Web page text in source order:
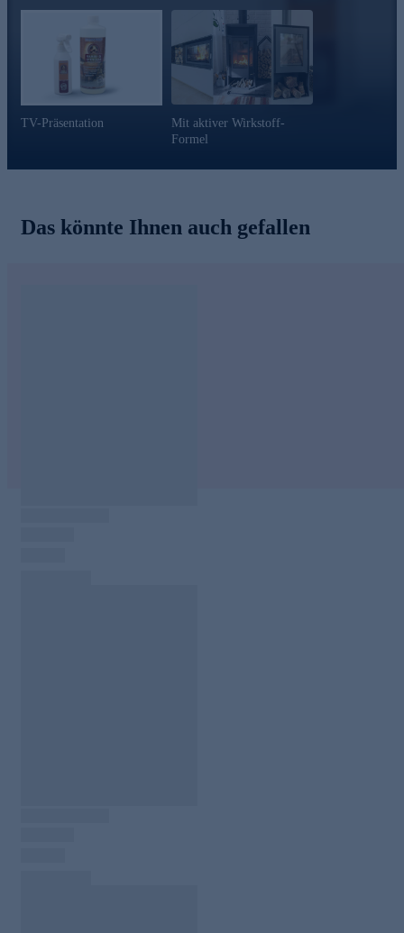
TV-Präsentation
Mit aktiver Wirkstoff-
Formel
Das könnte Ihnen auch gefallen